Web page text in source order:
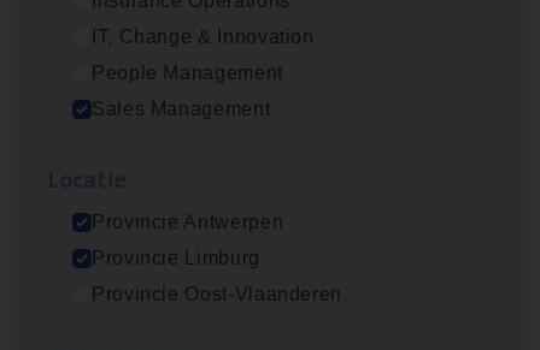
IT, Change & Innovation
People Management
Sales Management
Provincie Antwerpen
Provincie Limburg
Provincie Oost-Vlaanderen
Claims­hand­ler Fleet&
Cor­po­ra­te Insu­ran­ce Bro­ker Property